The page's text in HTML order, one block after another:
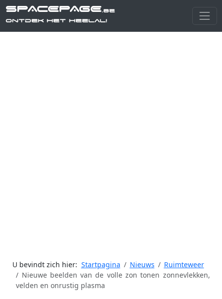
SPACEPAGE.be
Ontdek het heelal!
U bevindt zich hier: Startpagina Nieuws
Ruimteweer
Nieuwe beelden van de volle zon tonen zonnevlekken,
velden en onrustig plasma